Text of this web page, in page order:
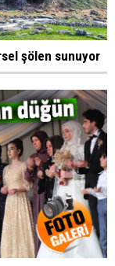
şölen sunuyor